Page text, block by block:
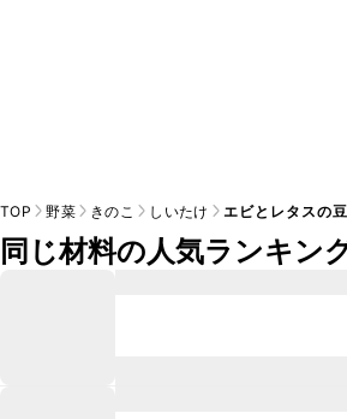
TOP 野菜 きのこ しいたけ エビとレタスの
同じ材料の人気ランキン